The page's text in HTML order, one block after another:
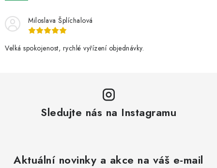
Miloslava Šplíchalová
Velká spokojenost, rychlé vyřízení objednávky.
Sledujte nás na Instagramu
Aktuální novinky a akce na váš e-mail